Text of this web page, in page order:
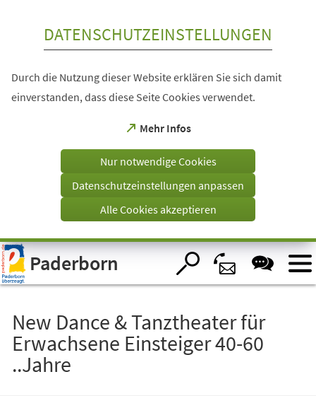
Visuelle
Assistenzsoftware
öffnen.
DATENSCHUTZEINSTELLUNGEN
Durch die Nutzung dieser Website erklären Sie sich damit
einverstanden, dass diese Seite Cookies verwendet.
Mehr Infos
(Öffnet
einem
Tab)
Nur notwendige Cookies
Datenschutzeinstellungen anpassen
Alle Cookies akzeptieren
Paderborn
New Dance & Tanztheater für
Erwachsene Einsteiger 40-60
..Jahre